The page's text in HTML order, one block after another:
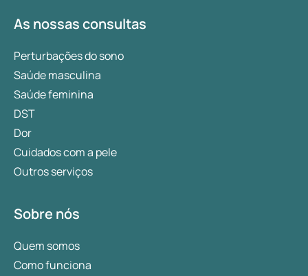
As nossas consultas
Perturbações do sono
Saúde masculina
Saúde feminina
DST
Dor
Cuidados com a pele
Outros serviços
Sobre nós
Quem somos
Como funciona